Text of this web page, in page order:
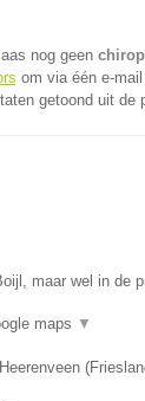
nog geen
om via één e-
getoond uit de
maar wel in de
maps ▼
Heerenveen(